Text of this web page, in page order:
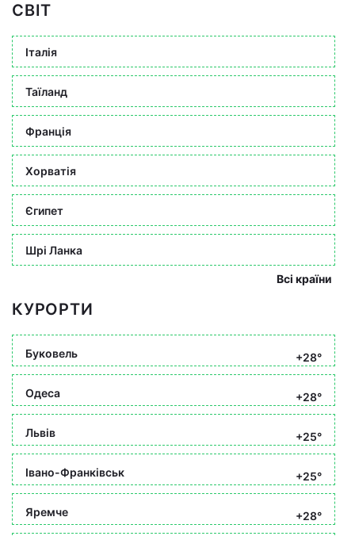
СВІТ
Італія
Таїланд
Франція
Хорватія
Єгипет
Шрі Ланка
Всі країни
КУРОРТИ
Буковель +28°
Одеса +28°
Львів +25°
Івано-Франківськ +25°
Яремче +28°